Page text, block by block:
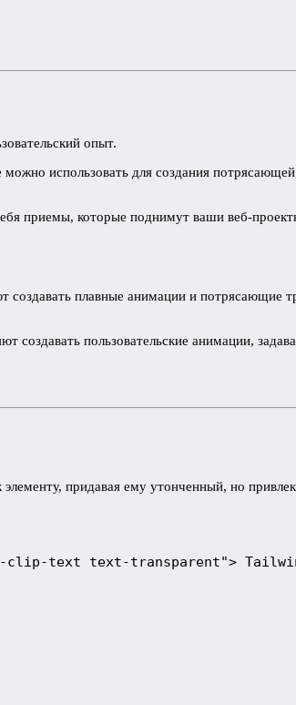
опыт.
использовать для создания
приемы, которые поднимут ваши веб-
создавать плавные анимации и потрясающие
создавать пользовательские анимации,
придавая ему утонченный, но
text text-transparent">